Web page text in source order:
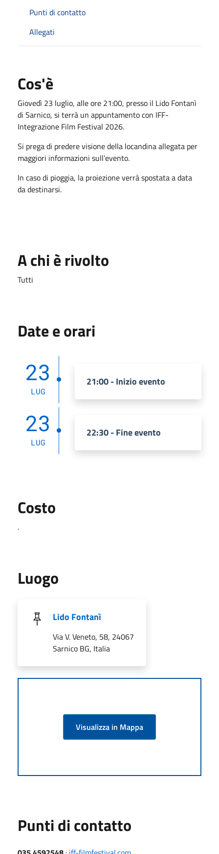
Punti di contatto
Allegati
Cos'è
Giovedì 23 luglio, alle ore 21:00, presso il Lido Fontanì
di Sarnico, si terrà un appuntamento con IFF-
Integrazione Film Festival 2026.
Si prega di predere visione della locandina allegata per
maggiori informazioni sull'evento.
In caso di pioggia, la proiezione verrà spostata a data
da destinarsi.
A chi è rivolto
Tutti
Date e orari
23
LUG
21:00 - Inizio evento
23
LUG
22:30 - Fine evento
Costo
.
Luogo
Lido Fontanì
Via V. Veneto, 58, 24067
Sarnico BG, Italia
Visualizza in Mappa
Punti di contatto